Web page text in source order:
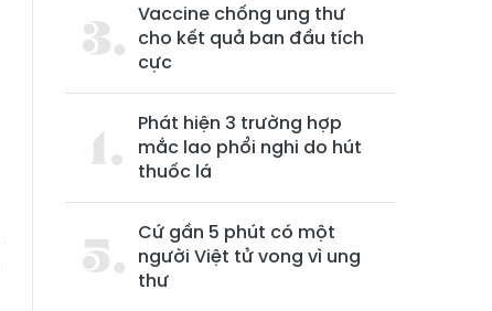
Vaccine chống ung thư
cho kết quả ban đầu tích
cực
Phát hiện 3 trường hợp
mắc lao phổi nghi do hút
thuốc lá
Cứ gần 5 phút có một
người Việt tử vong vì ung
thư